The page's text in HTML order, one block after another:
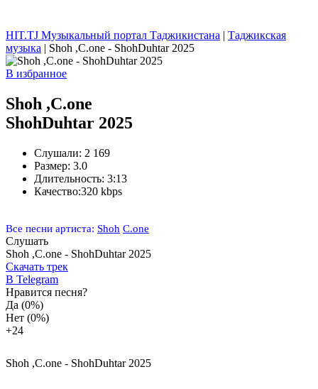
HIT.TJ Музыкальный портал Таджикистана | Таджикская
музыка | Shoh ,C.one - ShohDuhtar 2025
В избранное
Shoh ,C.one
ShohDuhtar 2025
Слушали: 2 169
Размер: 3.0
Длительность: 3:13
Качество:320 kbps
Все песни артиста: Shoh C.one
Слушать
Shoh ,C.one - ShohDuhtar 2025
Скачать трек
В Telegram
Нравится песня?
Да (0%)
Нет (0%)
+24
Shoh ,C.one - ShohDuhtar 2025